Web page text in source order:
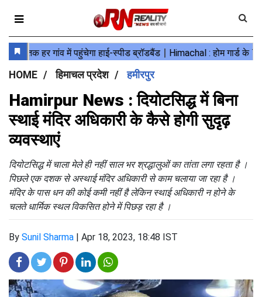
HOME हिमाचल प्रदेश हमीरपुर
Hamirpur News : दियोटसिद्ध में बिना
स्थाई मंदिर अधिकारी के कैसे होगी सुदृढ़
व्यवस्थाएं
दियोटसिद्ध में चाला मेले ही नहीं साल भर श्रद्धालुओं का तांता लगा रहता है ।
पिछले एक दशक से अस्थाई मंदिर अधिकारी से काम चलाया जा रहा है ।
मंदिर के पास धन की कोई कमी नहीं है लेकिन स्थाई अधिकारी न होने के
चलते धार्मिक स्थल विकसित होने में पिछड़ रहा है ।
By Sunil Sharma | Apr 18, 2023, 18:48 IST